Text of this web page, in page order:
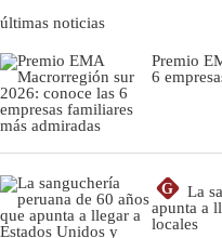
últimas noticias
Premio
6
G
La
apunta a
locales